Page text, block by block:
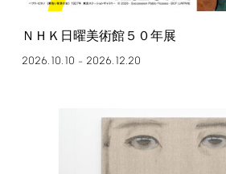
ＮＨＫ日曜美術館５０年展
2026.10.10 – 2026.12.20